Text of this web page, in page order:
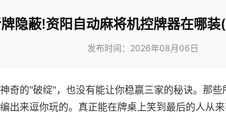
隐蔽!资阳自动麻将机控牌器在哪装
发布时间：2026年08月06日
奇的"破绽"，也没有能让你稳赢三家的秘诀。那
出来逗你玩的。真正能在牌桌上笑到最后的人从